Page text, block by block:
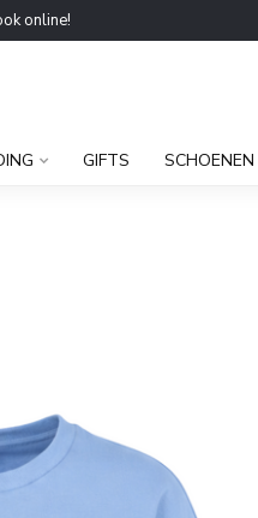
online!
GIFTS SCHOENEN